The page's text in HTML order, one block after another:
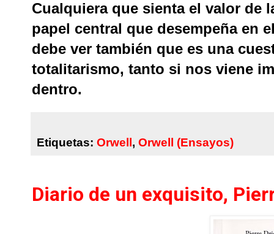
Cualquiera que sienta el valor de
papel central que desempeña en
debe ver también que es una
totalitarismo, tanto si nos viene
dentro.
Etiquetas: Orwell , Orwell (Ensayos)
Diario de un exquisito,